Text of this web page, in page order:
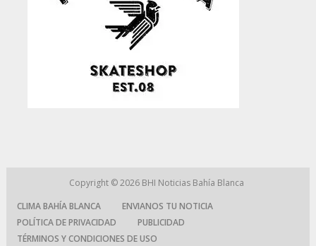
Copyright © 2026 BHI Noticias Bahía Blanca
CLIMA BAHÍA BLANCA
ENVIANOS TU NOTICIA
POLÍTICA DE PRIVACIDAD
PUBLICIDAD
TÉRMINOS Y CONDICIONES DE USO